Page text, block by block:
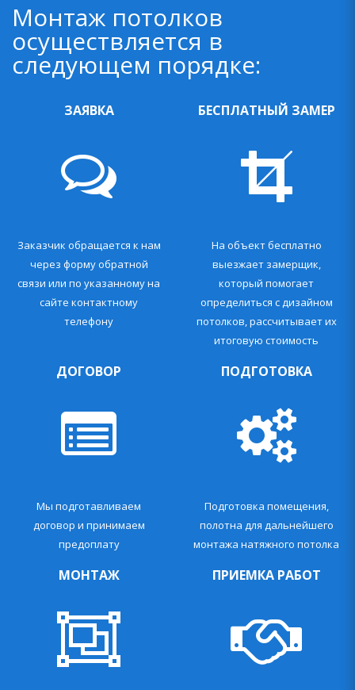
Монтаж потолков
осуществляется в
следующем порядке:
ЗАЯВКА
Заказчик обращается к нам
через форму обратной
связи или по указанному на
сайте контактному
телефону
БЕСПЛАТНЫЙ ЗАМЕР
На объект бесплатно
выезжает замерщик,
который помогает
определиться с дизайном
потолков, рассчитывает их
итоговую стоимость
ДОГОВОР
Мы подготавливаем
договор и принимаем
предоплату
ПОДГОТОВКА
Подготовка помещения,
полотна для дальнейшего
монтажа натяжного потолка
МОНТАЖ ПРИЕМКА РАБОТ